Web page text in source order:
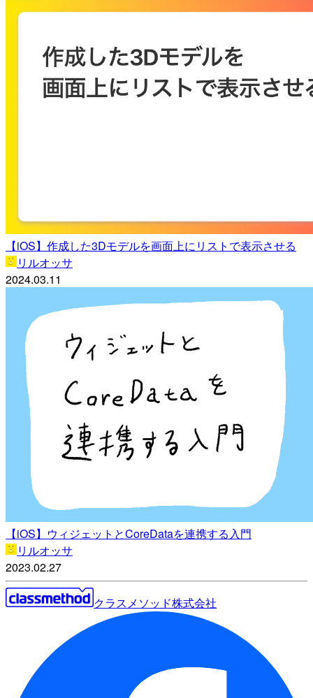
【iOS】作成した3Dモデルを画面上にリストで表示させる
リルオッサ
2024.03.11
【iOS】ウィジェットとCoreDataを連携する入門
リルオッサ
2023.02.27
クラスメソッド株式会社